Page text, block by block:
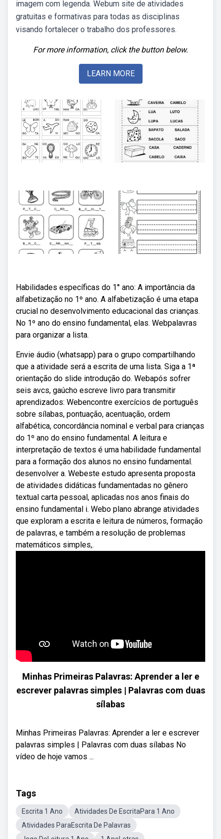
imagem com legenda. Webum site de atividades
gratuitas e formativas para todas as disciplinas
visando fortalecer o trabalho dos professores.
For more information, click the button below.
LEARN MORE
Habilidades específicas do 1° ano: A importância da
alfabetização no 1º ano. A alfabetização é uma etapa
crucial no desenvolvimento educacional das crianças.
No 1º ano do ensino fundamental, elas. Webpalavras
para organizar a lista.
Envie áudio (whatsapp) para o grupo compartilhando
que a atividade será a escrita de uma lista. Siga a 1ª
orientação do slide introdução do. Webapós sofrer
seis avcs, gaúcho escreve livro para transmitir
aprendizados: Webencontre exercícios de português
sobre sílabas, pontuação, acentuação, ordem
alfabética, concordância nominal e verbal para crianças
do 1º ano do ensino fundamental. A leitura e
interpretação de textos é uma habilidade fundamental
para a formação dos alunos no ensino fundamental.
desenvolver a. Webeste estudo apresenta proposta
de atividades didáticas fundamentadas no gênero
textual carta pessoal, aplicadas nos anos finais do
ensino fundamental i. Webo plano abrange atividades
que exploram a escrita e leitura de números, formação
de palavras, e também a resolução de problemas
matemáticos simples,.
Minhas Primeiras Palavras: Aprender a ler e
escrever palavras simples | Palavras com duas
sílabas
Minhas Primeiras Palavras: Aprender a ler e escrever
palavras simples | Palavras com duas sílabas No
vídeo de hoje vamos ...
Tags
Escrita 1 Ano
Atividades De EscritaPara 1 Ano
Atividades ParaEscrita De Palavras